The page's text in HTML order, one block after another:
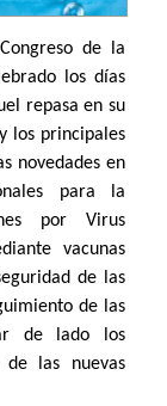
de la
los días
repasa en su
los principales
novedades en
para la
por Virus
vacunas
de las
de las
de lado los
de las nuevas